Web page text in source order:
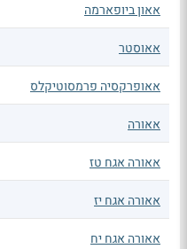
אאון ביופארמה
אאוסטר
אאופרקסיה פרמסוטיקלס
אאורה
אאורה אגח טז
אאורה אגח יז
אאורה אגח יח